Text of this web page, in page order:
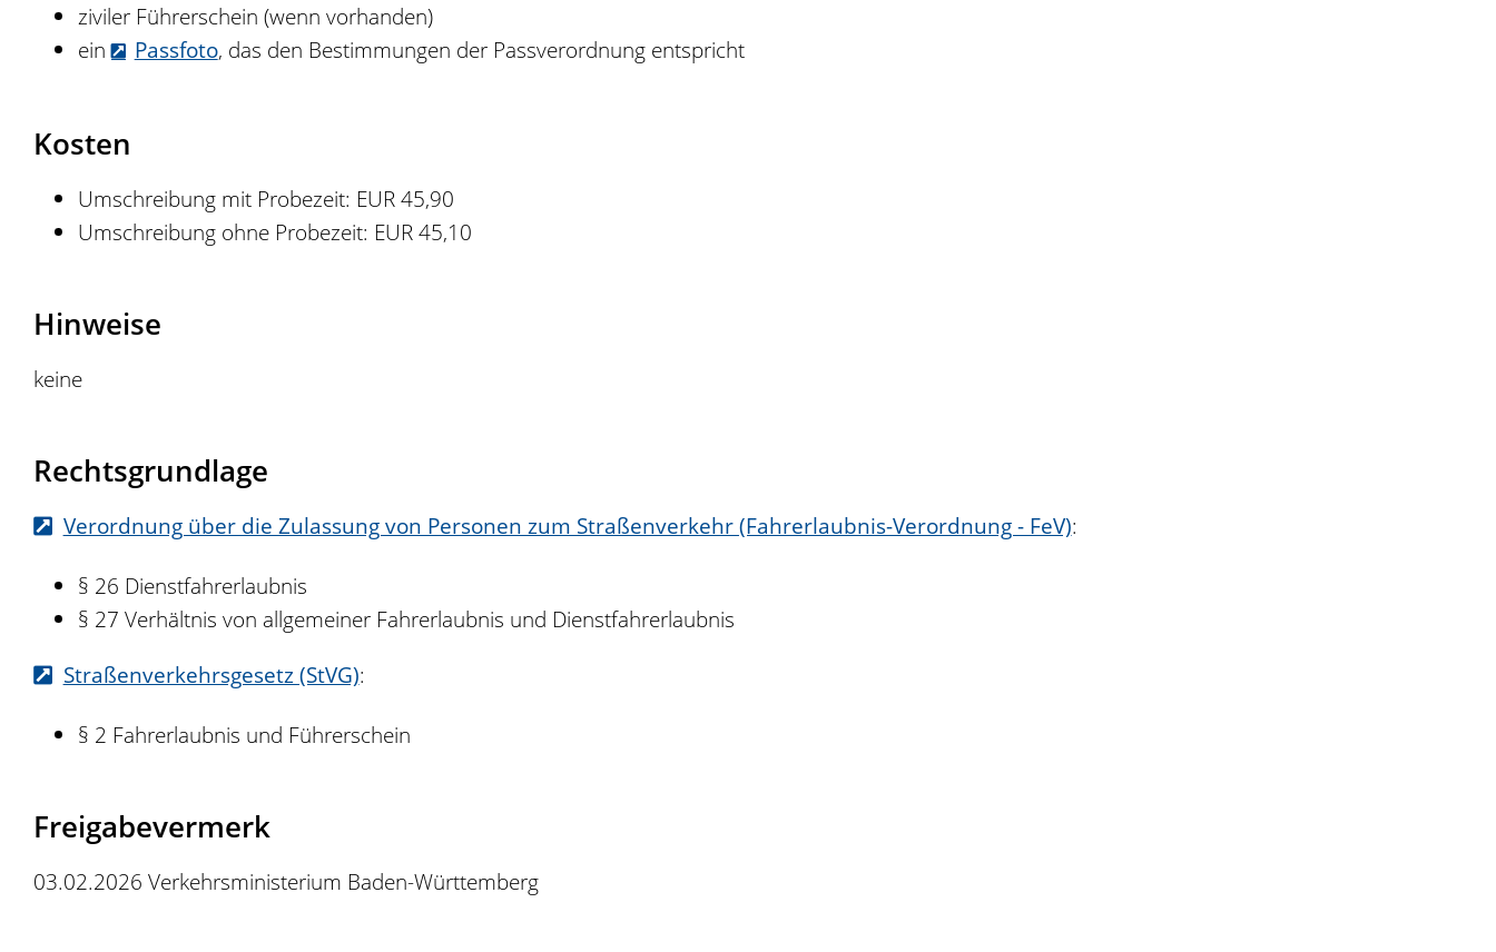
ziviler Führerschein (wenn vorhanden)
ein
Passfoto, das den Bestimmungen der Passverordnung entspricht
Kosten
Umschreibung mit Probezeit: EUR 45,90
Umschreibung ohne Probezeit: EUR 45,10
Hinweise
keine
Rechtsgrundlage
Verordnung über die Zulassung von Personen zum Straßenverkehr (Fahrerlaubnis-Verordnung - FeV):
§ 26 Dienstfahrerlaubnis
§ 27 Verhältnis von allgemeiner Fahrerlaubnis und Dienstfahrerlaubnis
Straßenverkehrsgesetz (StVG):
§ 2 Fahrerlaubnis und Führerschein
Freigabevermerk
03.02.2026 Verkehrsministerium Baden-Württemberg